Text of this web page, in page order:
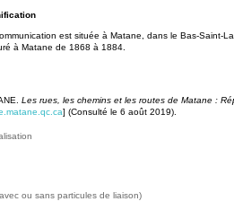
est située à Matane, dans le Bas-Saint-
à Matane de 1868 à 1884.
Les rues, les chemins et les routes de Matane :
] (Consulté le 6 août 2019).
ou sans particules de liaison)